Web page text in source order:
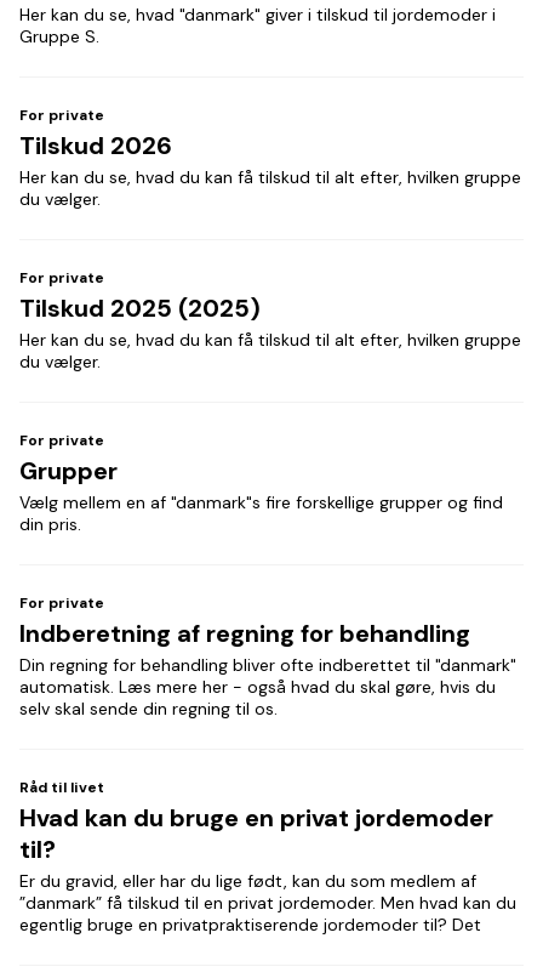
Her kan du se, hvad "danmark" giver i tilskud til jordemoder i
Gruppe S.
For private
Tilskud 2026
Her kan du se, hvad du kan få tilskud til alt efter, hvilken gruppe
du vælger.
For private
Tilskud 2025 (2025)
Her kan du se, hvad du kan få tilskud til alt efter, hvilken gruppe
du vælger.
For private
Grupper
Vælg mellem en af "danmark"s fire forskellige grupper og find
din pris.
For private
Indberetning af regning for behandling
Din regning for behandling bliver ofte indberettet til "danmark"
automatisk. Læs mere her - også hvad du skal gøre, hvis du
selv skal sende din regning til os.
Råd til livet
Hvad kan du bruge en privat jordemoder
til?
Er du gravid, eller har du lige født, kan du som medlem af
”danmark” få tilskud til en privat jordemoder. Men hvad kan du
egentlig bruge en privatpraktiserende jordemoder til? Det